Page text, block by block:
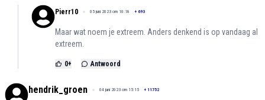
Pierr10 05 juni 2023 om 10:18 + 693
Maar wat noem je extreem. Anders denkend is op vandaag al
extreem.
0+ Antwoord
hendrik_groen 04 juni 2023 om 15:15 + 11752